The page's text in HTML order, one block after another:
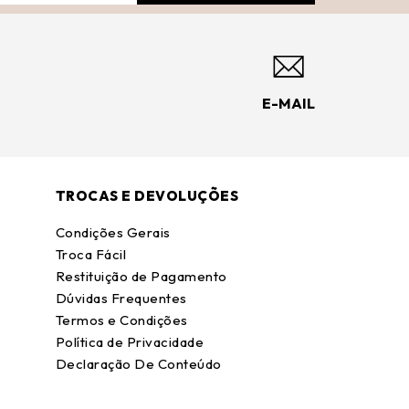
E-MAIL
TROCAS E DEVOLUÇÕES
Condições Gerais
Troca Fácil
Restituição de Pagamento
Dúvidas Frequentes
Termos e Condições
Política de Privacidade
Declaração De Conteúdo